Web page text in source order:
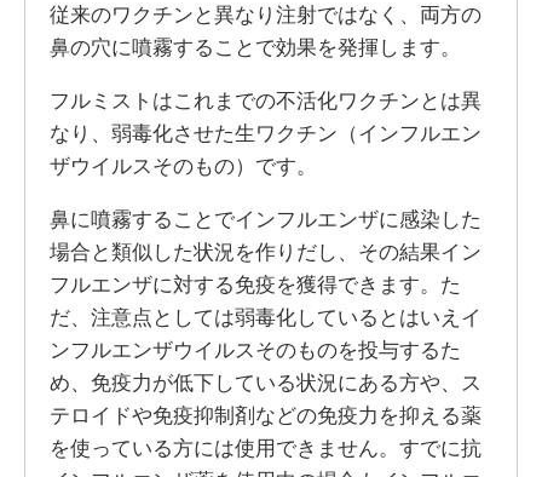
従来のワクチンと異なり注射ではなく、両方の
鼻の穴に噴霧することで効果を発揮します。
フルミストはこれまでの不活化ワクチンとは異
なり、弱毒化させた生ワクチン（インフルエン
ザウイルスそのもの）です。
鼻に噴霧することでインフルエンザに感染した
場合と類似した状況を作りだし、その結果イン
フルエンザに対する免疫を獲得できます。た
だ、注意点としては弱毒化しているとはいえイ
ンフルエンザウイルスそのものを投与するた
め、免疫力が低下している状況にある方や、ス
テロイドや免疫抑制剤などの免疫力を抑える薬
を使っている方には使用できません。すでに抗